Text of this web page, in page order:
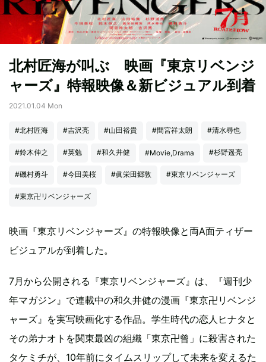
北村匠海が叫ぶ 映画『東京リベンジ
ャーズ』特報映像＆新ビジュアル到着
2021.01.04 Mon
#北村匠海 #吉沢亮 #山田裕貴 #間宮祥太朗 #清水尋也
#鈴木伸之 #英勉 #和久井健 #Movie,Drama #杉野遥亮
#磯村勇斗 #今田美桜 #眞栄田郷敦 #東京リベンジャーズ
#東京卍リベンジャーズ
映画『東京リベンジャーズ』の特報映像と両A面ティザー
ビジュアルが到着した。
7月から公開される『東京リベンジャーズ』は、『週刊少
年マガジン』で連載中の和久井健の漫画『東京卍リベンジ
ャーズ』を実写映画化する作品。学生時代の恋人ヒナタと
その弟ナオトを関東最凶の組織「東京卍曾」に殺害された
タケミチが、10年前にタイムスリップして未来を変えるた